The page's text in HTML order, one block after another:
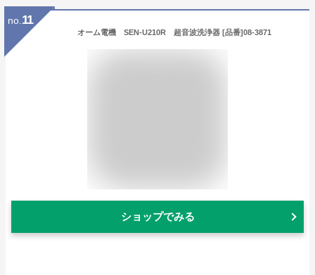
no. 11
オーム電機 SEN-U210R 超音波洗浄器 [品番]08-3871
ショップでみる